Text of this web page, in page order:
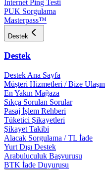
İnternet Ping Testi
PUK Sorgulama
Masterpass™
Destek
Destek
Destek Ana Sayfa
Müşteri Hizmetleri / Bize Ulaşın
En Yakın Mağaza
Sıkça Sorulan Sorular
Pasaj İşlem Rehberi
Tüketici Şikayetleri
Şikayet Takibi
Alacak Sorgulama / TL İade
Yurt Dışı Destek
Arabuluculuk Başvurusu
BTK İade Duyurusu